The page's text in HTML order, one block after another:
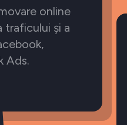
online
traficului și a
Ads.